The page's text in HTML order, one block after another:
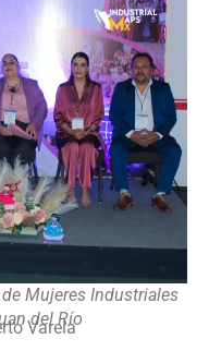
Mujeres Industriales
del Río
Varela